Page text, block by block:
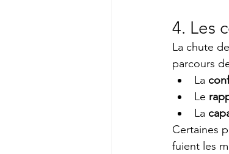
4. Les
La chute
parcours
La
Le
La
Certaines
fuient les